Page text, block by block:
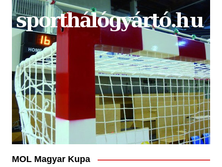
MOL Magyar Kupa